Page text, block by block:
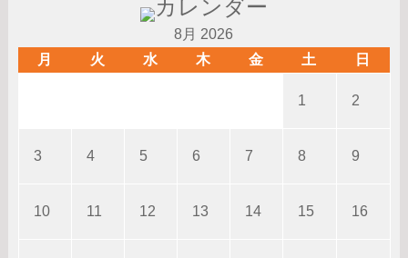
8月 2026
月
火 水 木 金 土 日
1 2
3 4 5 6 7 8 9
10 11 12 13 14 15 16